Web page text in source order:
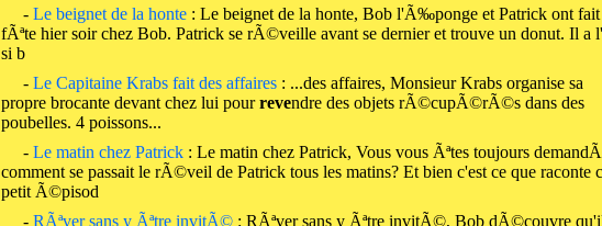
- Le beignet de la honte: Le beignet de la honte, Bob l'Ã‰ponge et Patrick ont fait
fÃªte hier soir chez Bob. Patrick se rÃ©veille avant se dernier et trouve un donut. Il a
si b
- Le Capitaine Krabs fait des affaires: ...des affaires, Monsieur Krabs organise sa
propre brocante devant chez lui pourrevendre des objets rÃ©cupÃ©rÃ©s dans des
poubelles. 4 poissons...
- Le matin chez Patrick: Le matin chez Patrick, Vous vous Ãªtes toujours
comment se passait le rÃ©veil de Patrick tous les matins? Et bien c'est ce que raconte
petit Ã©pisod
- RÃªver sans y Ãªtre invitÃ©: RÃªver sans y Ãªtre invitÃ©, Bob dÃ©couvre